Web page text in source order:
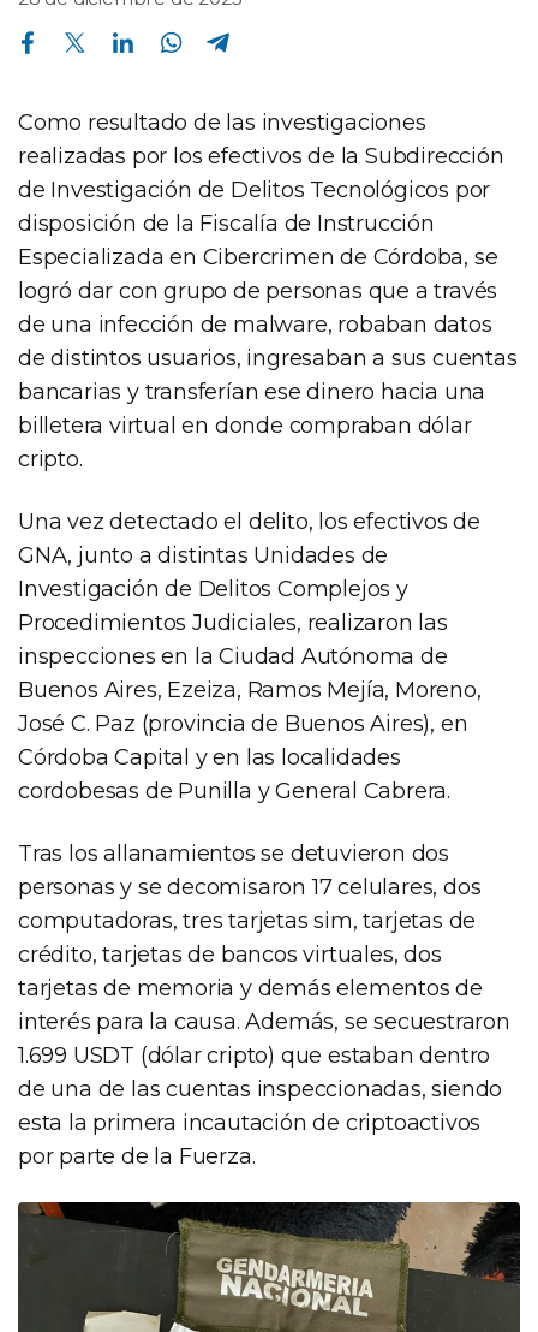
Compartir en Facebook Compartir en Twitter Compartir en Linkedin Compartir en Whatsapp
Como resultado de las investigaciones
realizadas por los efectivos de la Subdirección
de Investigación de Delitos Tecnológicos por
disposición de la Fiscalía de Instrucción
Especializada en Cibercrimen de Córdoba, se
logró dar con grupo de personas que a través
de una infección de malware, robaban datos
de distintos usuarios, ingresaban a sus cuentas
bancarias y transferían ese dinero hacia una
billetera virtual en donde compraban dólar
cripto.
Una vez detectado el delito, los efectivos de
GNA, junto a distintas Unidades de
Investigación de Delitos Complejos y
Procedimientos Judiciales, realizaron las
inspecciones en la Ciudad Autónoma de
Buenos Aires, Ezeiza, Ramos Mejía, Moreno,
José C. Paz (provincia de Buenos Aires), en
Córdoba Capital y en las localidades
cordobesas de Punilla y General Cabrera.
Tras los allanamientos se detuvieron dos
personas y se decomisaron 17 celulares, dos
computadoras, tres tarjetas sim, tarjetas de
crédito, tarjetas de bancos virtuales, dos
tarjetas de memoria y demás elementos de
interés para la causa. Además, se secuestraron
1.699 USDT (dólar cripto) que estaban dentro
de una de las cuentas inspeccionadas, siendo
esta la primera incautación de criptoactivos
por parte de la Fuerza.